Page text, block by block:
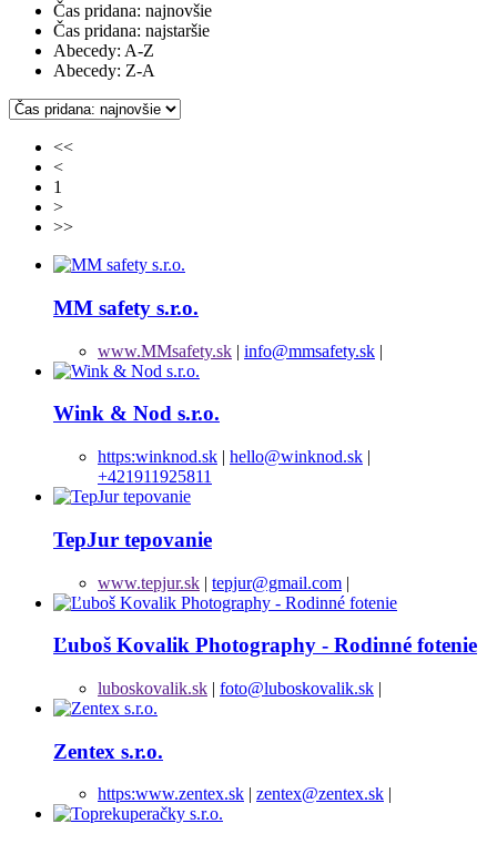
Čas pridana: najnovšie
Čas pridana: najstaršie
Abecedy: A-Z
Abecedy: Z-A
<<
<
1
>
>>
MM safety s.r.o.
www.MMsafety.sk | info@mmsafety.sk |
Wink & Nod s.r.o.
https:winknod.sk | hello@winknod.sk |
+421911925811
TepJur tepovanie
www.tepjur.sk | tepjur@gmail.com |
Ľuboš Kovalik Photography - Rodinné fotenie
luboskovalik.sk | foto@luboskovalik.sk |
Zentex s.r.o.
https:www.zentex.sk | zentex@zentex.sk |